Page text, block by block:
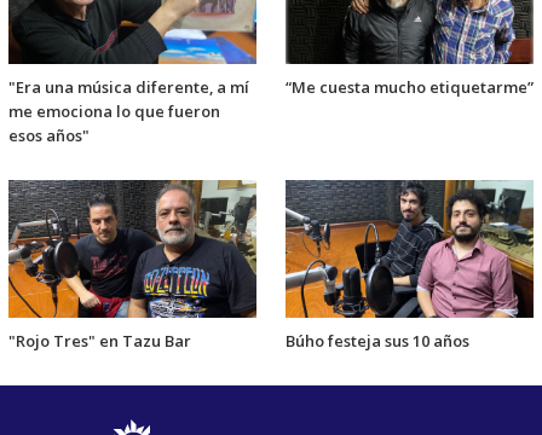
"Era una música diferente, a mí
me emociona lo que fueron
esos años"
“Me cuesta mucho etiquetarme”
"Rojo Tres" en Tazu Bar Búho festeja sus 10 años